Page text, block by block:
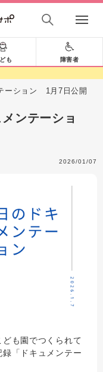
も 障害者
ーション 1月7日公開
ンテーショ
2026/01/07
も園でつくられて
「ドキュメンテー